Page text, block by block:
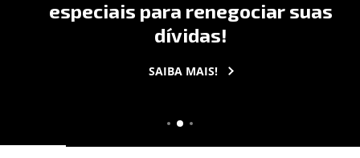
especiais para renegociar suas
dívidas!
SAIBA MAIS!